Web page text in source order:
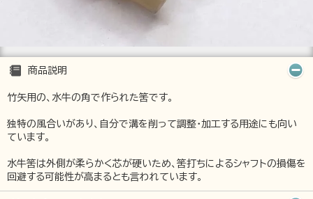
商品説明
竹矢用の、水牛の角で作られた筈です。
独特の風合いがあり、自分で溝を削って調整･加工する用途にも向い
ています。
水牛筈は外側が柔らかく芯が硬いため、筈打ちによるシャフトの損傷を
回避する可能性が高まるとも言われています。